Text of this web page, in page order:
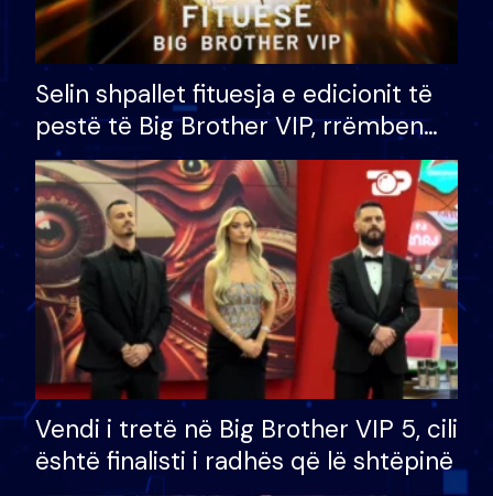
Selin shpallet fituesja e edicionit të
pestë të Big Brother VIP, rrëmben
çmimin e madh prej 100 mijë eurosh
Vendi i tretë në Big Brother VIP 5, cili
është finalisti i radhës që lë shtëpinë